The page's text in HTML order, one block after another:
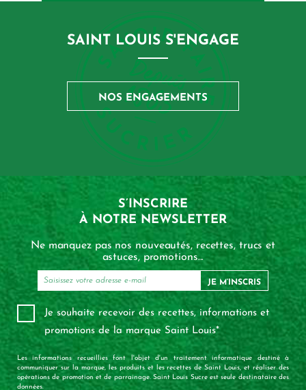
SAINT LOUIS S'ENGAGE
NOS ENGAGEMENTS
S’INSCRIRE
À NOTRE NEWSLETTER
Ne manquez pas nos nouveautés, recettes, trucs et
astuces, promotions...
JE M’INSCRIS
Je souhaite recevoir des recettes, informations et
promotions de la marque Saint Louis*
Les informations recueillies font l'objet d'un traitement informatique destiné à
communiquer sur la marque, les produits et les recettes de Saint Louis, et réaliser des
opérations de promotion et de parrainage. Saint Louis Sucre est seule destinataire des
données.